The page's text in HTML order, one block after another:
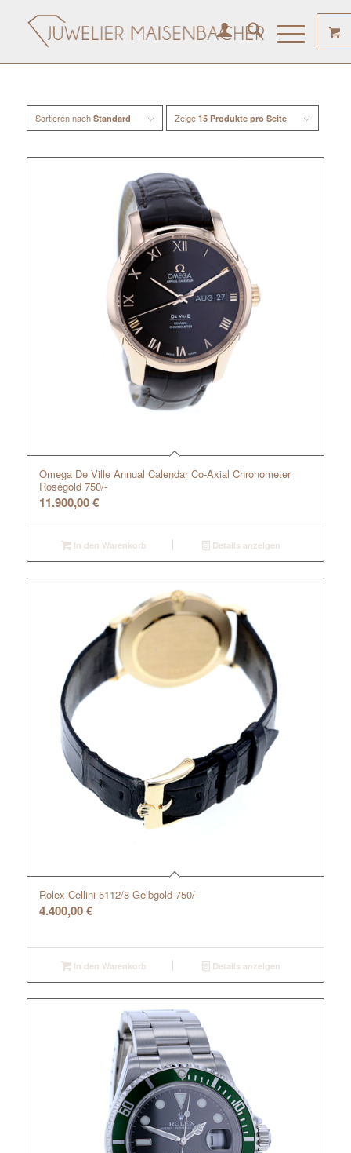
Sortieren nach Standard Zeige 15 Produkte pro Seite
Omega De Ville Annual Calendar Co-Axial Chronometer
Roségold 750/-
11.900,00€
In den Warenkorb Details anzeigen
Rolex Cellini 5112/8 Gelbgold 750/-
4.400,00€
In den Warenkorb Details anzeigen